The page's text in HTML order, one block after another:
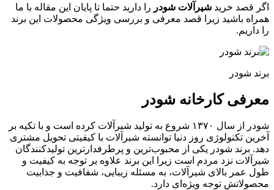
اگر قصد خرید شیرآلات شودر را دارید حتما تا پایان این مقاله با ما
همراه باشید زیرا قصد معرفی و بررسی ویژگی محصولات این برند
را داریم.
برند شودر
معرفی کارخانه شودر
شودر از سال ۱۳۷۰ شروع به تولید شیرآلات کرده است و با تکیه بر
آخرین تکنولوژی روز دنیا توانسته شیرآلات با کیفیتی تحویل مشتری
دهد. برند شودر یکی از محبوب‌ترین و پرطرفدارترین تولیدکنندگان
شیرآلات نزد مردم است زیرا این برند علاوه بر توجه به کیفیت و
طول عمر بالای شیرآلات، به مسئله زیبایی، شفافیت و جذابیت
محصولاتش توجه ویژه‌ای دارد.